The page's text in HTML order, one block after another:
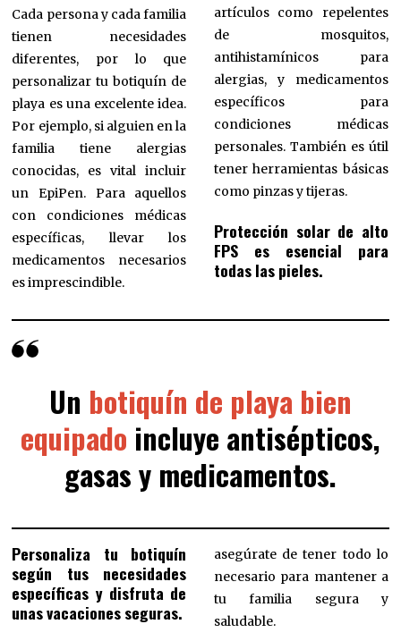
Cada persona y cada familia
tienen necesidades
diferentes, por lo que
personalizar tu botiquín de
playa es una excelente idea.
Por ejemplo, si alguien en la
familia tiene alergias
conocidas, es vital incluir
un EpiPen. Para aquellos
con condiciones médicas
específicas, llevar los
medicamentos necesarios
es imprescindible.
artículos como repelentes
de mosquitos,
antihistamínicos para
alergias, y medicamentos
específicos para
condiciones médicas
personales. También es útil
tener herramientas básicas
como pinzas y tijeras.
Protección solar de alto
FPS es esencial para
todas las pieles.
Un botiquín de playa bien
equipado incluye antisépticos,
gasas y medicamentos.
Personaliza tu botiquín
según tus necesidades
específicas y disfruta de
unas vacaciones seguras.
asegúrate de tener todo lo
necesario para mantener a
tu familia segura y
saludable.